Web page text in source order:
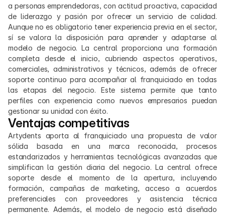
a personas emprendedoras, con actitud proactiva, capacidad
de liderazgo y pasión por ofrecer un servicio de calidad.
Aunque no es obligatorio tener experiencia previa en el sector,
sí se valora la disposición para aprender y adaptarse al
modelo de negocio. La central proporciona una formación
completa desde el inicio, cubriendo aspectos operativos,
comerciales, administrativos y técnicos, además de ofrecer
soporte continuo para acompañar al franquiciado en todas
las etapas del negocio. Este sistema permite que tanto
perfiles con experiencia como nuevos empresarios puedan
gestionar su unidad con éxito.
Ventajas competitivas
Artydents aporta al franquiciado una propuesta de valor
sólida basada en una marca reconocida, procesos
estandarizados y herramientas tecnológicas avanzadas que
simplifican la gestión diaria del negocio. La central ofrece
soporte desde el momento de la apertura, incluyendo
formación, campañas de marketing, acceso a acuerdos
preferenciales con proveedores y asistencia técnica
permanente. Además, el modelo de negocio está diseñado